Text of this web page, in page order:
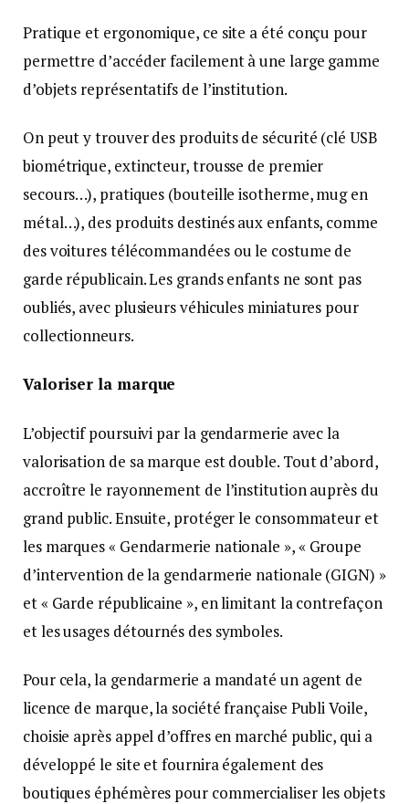
Pratique et ergonomique, ce site a été conçu pour
permettre d’accéder facilement à une large gamme
d’objets représentatifs de l’institution.
On peut y trouver des produits de sécurité (clé USB
biométrique, extincteur, trousse de premier
secours…), pratiques (bouteille isotherme, mug en
métal…), des produits destinés aux enfants, comme
des voitures télécommandées ou le costume de
garde républicain. Les grands enfants ne sont pas
oubliés, avec plusieurs véhicules miniatures pour
collectionneurs.
Valoriser la marque
L’objectif poursuivi par la gendarmerie avec la
valorisation de sa marque est double. Tout d’abord,
accroître le rayonnement de l’institution auprès du
grand public. Ensuite, protéger le consommateur et
les marques « Gendarmerie nationale », « Groupe
d’intervention de la gendarmerie nationale (GIGN) »
et « Garde républicaine », en limitant la contrefaçon
et les usages détournés des symboles.
Pour cela, la gendarmerie a mandaté un agent de
licence de marque, la société française Publi Voile,
choisie après appel d’offres en marché public, qui a
développé le site et fournira également des
boutiques éphémères pour commercialiser les objets